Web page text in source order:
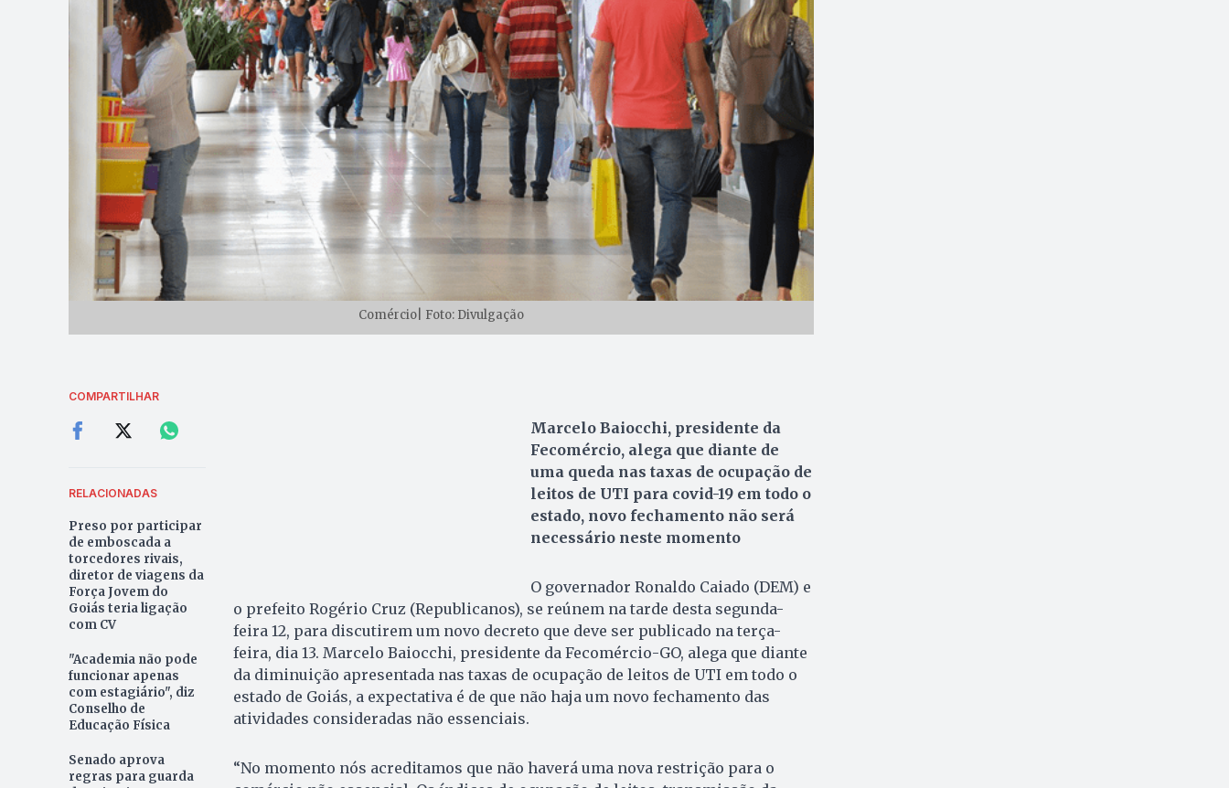
Comércio| Foto: Divulgação
COMPARTILHAR
RELACIONADAS
Preso por participar
de emboscada a
torcedores rivais,
diretor de viagens da
Força Jovem do
Goiás teria ligação
com CV
"Academia não pode
funcionar apenas
com estagiário", diz
Conselho de
Educação Física
Senado aprova
regras para guarda
Marcelo Baiocchi, presidente da
Fecomércio, alega que diante de
uma queda nas taxas de ocupação de
leitos de UTI para covid-19 em todo o
estado, novo fechamento não será
necessário neste momento
O governador Ronaldo Caiado (DEM) e
o prefeito Rogério Cruz (Republicanos), se reúnem na tarde desta segunda-
feira 12, para discutirem um novo decreto que deve ser publicado na terça-
feira, dia 13. Marcelo Baiocchi, presidente da Fecomércio-GO, alega que diante
da diminuição apresentada nas taxas de ocupação de leitos de UTI em todo o
estado de Goiás, a expectativa é de que não haja um novo fechamento das
atividades consideradas não essenciais.
“No momento nós acreditamos que não haverá uma nova restrição para o